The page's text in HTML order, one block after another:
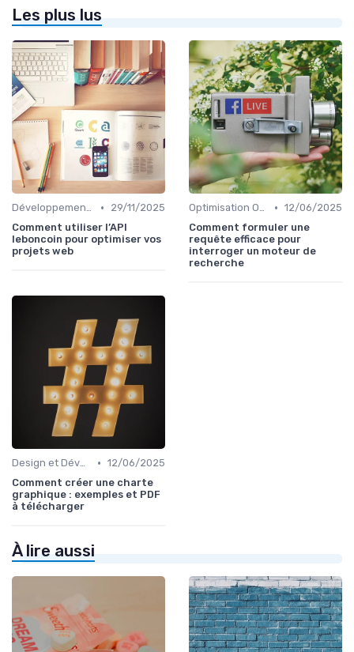
Les plus lus
Développement Web No-Code/Low-Code •
29/11/2025
Comment utiliser l’API
leboncoin pour optimiser vos
projets web
Optimisation On-Page • 12/06/2025
Comment formuler une
requête efficace pour
interroger un moteur de
recherche
Design et Développement Web • 12/06/2025
Comment créer une charte
graphique : exemples et PDF
à télécharger
À lire aussi